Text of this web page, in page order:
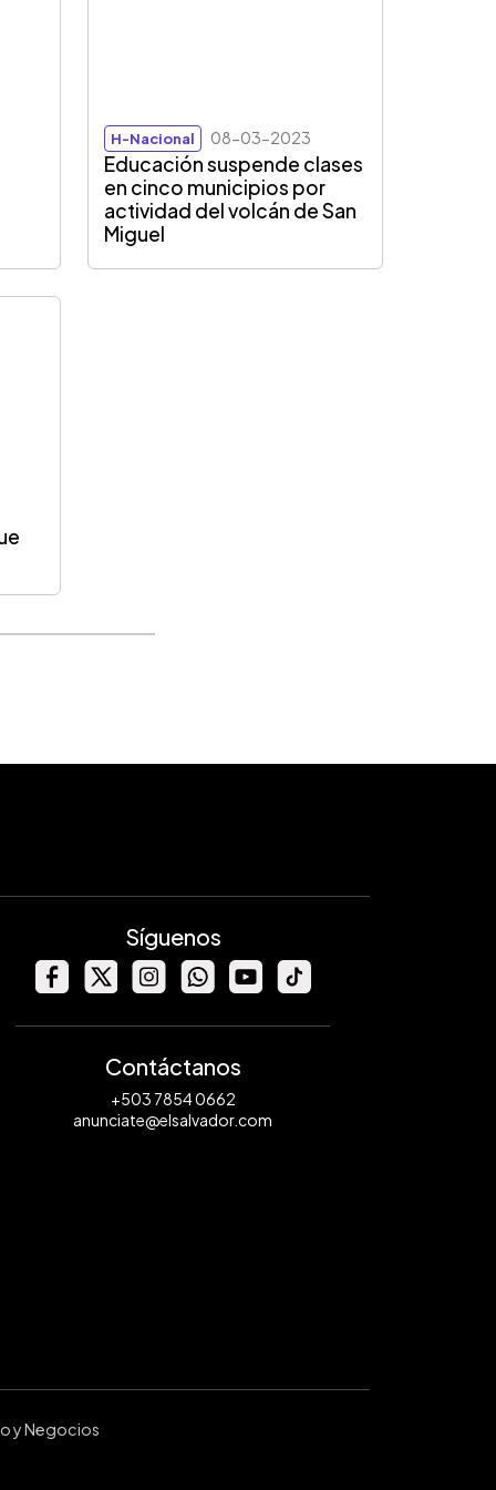
H-Nacional 08-03-2023
Educación suspende clases
en cinco municipios por
actividad del volcán de San
Miguel
Síguenos
Contáctanos
+503 7854 0662
anunciate@elsalvador.com
y Negocios